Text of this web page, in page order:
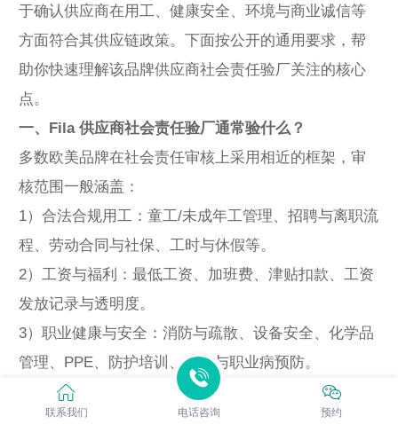
于确认供应商在用工、健康安全、环境与商业诚信等
方面符合其供应链政策。下面按公开的通用要求，帮
助你快速理解该品牌供应商社会责任验厂关注的核心
点。
一、Fila 供应商社会责任验厂通常验什么？
多数欧美品牌在社会责任审核上采用相近的框架，审
核范围一般涵盖：
1）合法合规用工：童工/未成年工管理、招聘与离职流
程、劳动合同与社保、工时与休假等。
2）工资与福利：最低工资、加班费、津贴扣款、工资
发放记录与透明度。
3）职业健康与安全：消防与疏散、设备安全、化学品
管理、PPE、防护培训、工伤与职业病预防。
4）工作环境与福利设施：宿舍、食堂、饮水、卫生
联系我们 电话咨询 预约